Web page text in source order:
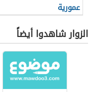
عمورية
الزوار شاهدوا أيضاً